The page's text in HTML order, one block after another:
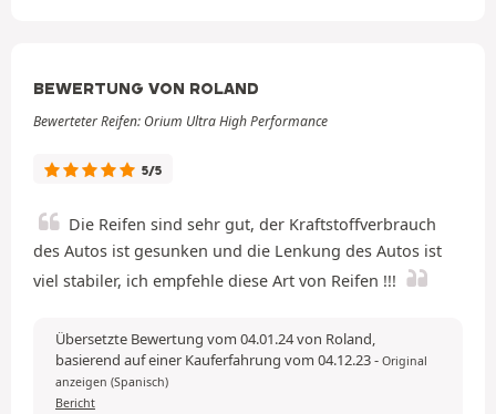
BEWERTUNG VON ROLAND
Bewerteter Reifen: Orium Ultra High Performance
5/5
Die Reifen sind sehr gut, der Kraftstoffverbrauch
des Autos ist gesunken und die Lenkung des Autos ist
viel stabiler, ich empfehle diese Art von Reifen !!!
Übersetzte Bewertung vom 04.01.24 von Roland,
basierend auf einer Kauferfahrung vom 04.12.23- Original
anzeigen (Spanisch)
Bericht